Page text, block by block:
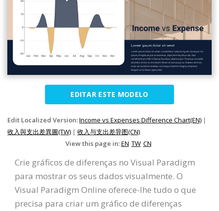
EDITAR ESTE MODELO
Edit Localized Version:Income vs Expenses Difference Chart(EN) |
收入與支出差異圖(TW) | 收入与支出差异图(CN)
View this page in:EN TW CN
Crie gráficos de diferenças no Visual Paradigm
para mostrar os seus dados visualmente. O
Visual Paradigm Online oferece-lhe tudo o que
precisa para criar um gráfico de diferenças